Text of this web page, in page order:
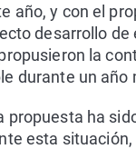
año, y con el
desarrollo de
la
durante un año
propuesta ha
esta